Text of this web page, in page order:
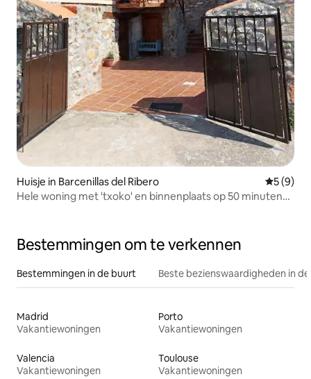
Huisje in Barcenillas del Ribero
5 (9)
Hele woning met 'txoko' en binnenplaats op 50 minuten
Bestemmingen om te verkennen
Bestemmingen in de buurt Beste bezienswaardigheden in
Madrid
Vakantiewoningen
Porto
Vakantiewoningen
Valencia
Vakantiewoningen
Toulouse
Vakantiewoningen